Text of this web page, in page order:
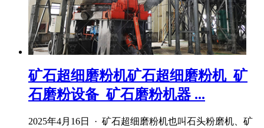
矿石超细磨粉机矿石超细磨粉机_矿
石磨粉设备_矿石磨粉机器 ...
2025年4月16日 · 矿石超细磨粉机也叫石头粉磨机、矿